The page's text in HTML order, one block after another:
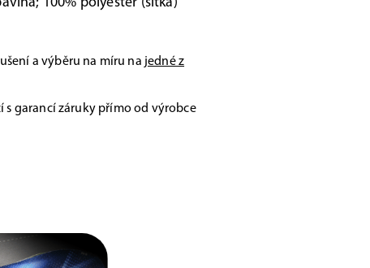
a výběru na míru na jedné z
s garancí záruky přímo od výrobce